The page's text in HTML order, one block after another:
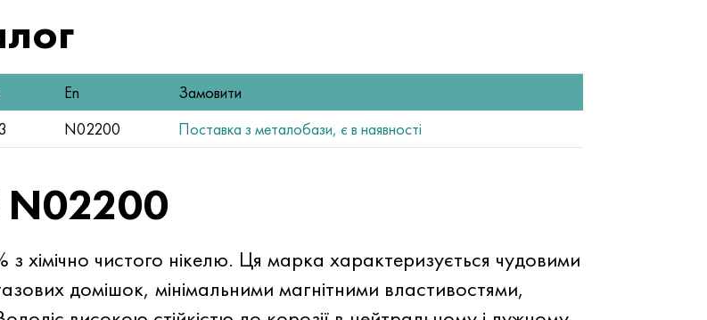
En
Замовити
N02200 Поставка з металобази, є в наявності
N02200
чистого нікелю. Ця марка характеризується чудовими
домішок, мінімальними магнітними властивостями,